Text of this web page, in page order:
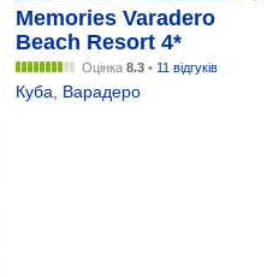
Memories Varadero
Beach Resort 4*
Оцінка 8.3 • 11 відгуків
Куба, Варадеро